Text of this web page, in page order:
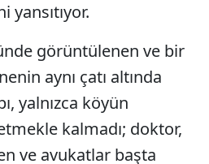
yansıtıyor.
görüntülenen ve bir
aynı çatı altında
yalnızca köyün
kalmadı; doktor,
ve avukatlar başta